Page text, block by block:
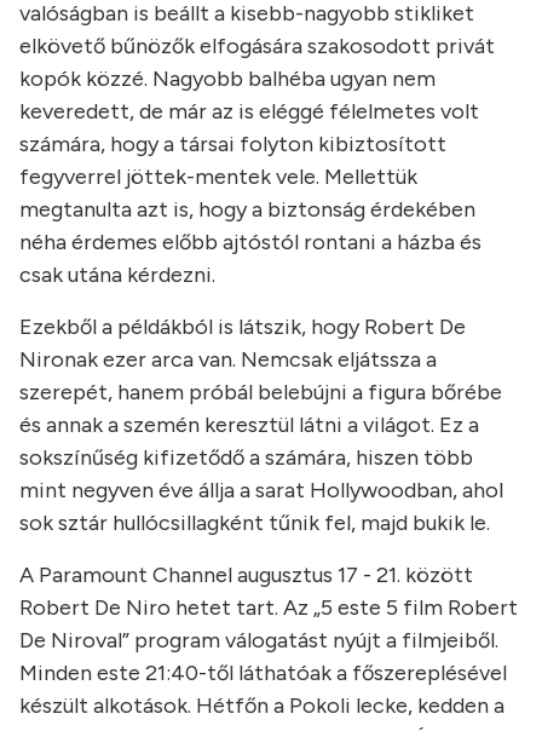
valóságban is beállt a kisebb-nagyobb stikliket
elkövető bűnözők elfogására szakosodott privát
kopók közzé. Nagyobb balhéba ugyan nem
keveredett, de már az is eléggé félelmetes volt
számára, hogy a társai folyton kibiztosított
fegyverrel jöttek-mentek vele. Mellettük
megtanulta azt is, hogy a biztonság érdekében
néha érdemes előbb ajtóstól rontani a házba és
csak utána kérdezni.
Ezekből a példákból is látszik, hogy Robert De
Nironak ezer arca van. Nemcsak eljátssza a
szerepét, hanem próbál belebújni a figura bőrébe
és annak a szemén keresztül látni a világot. Ez a
sokszínűség kifizetődő a számára, hiszen több
mint negyven éve állja a sarat Hollywoodban, ahol
sok sztár hullócsillagként tűnik fel, majd bukik le.
A Paramount Channel augusztus 17 - 21. között
Robert De Niro hetet tart. Az „5 este 5 film Robert
De Niroval” program válogatást nyújt a filmjeiből.
Minden este 21:40-től láthatóak a főszereplésével
készült alkotások. Hétfőn a Pokoli lecke, kedden a